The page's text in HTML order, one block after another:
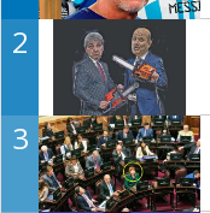
2
3